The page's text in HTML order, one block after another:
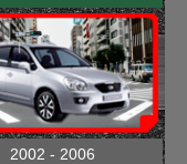
2002 - 2006